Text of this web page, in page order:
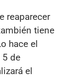
reaparecer
tiene
hace el
5 de
el